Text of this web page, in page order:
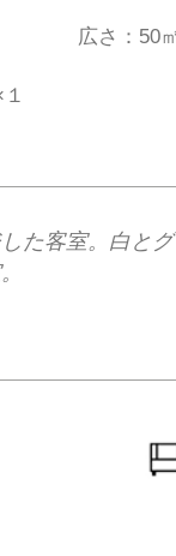
広さ：50㎡
た客室。白と